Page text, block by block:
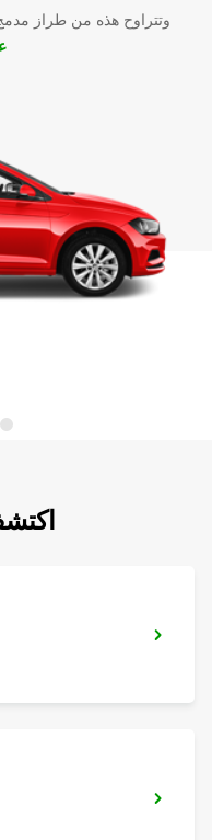
وتتراوح هذه من طراز